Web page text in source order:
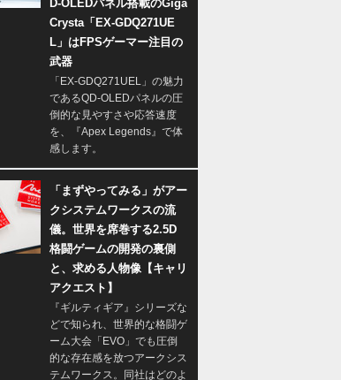
D-OLEDパネル搭載のGiga
Crysta「EX-GDQ271UE
L」はFPSゲーマー注目の
武器
「EX-GDQ271UEL」の魅力
であるQD-OLEDパネルの圧
倒的な見やすさや応答速度
を、『Apex Legends』で体
感します。
「まずやってみる」がアー
クシステムワークスの流
儀。世界を席巻する2.5D
格闘ゲームの開発の裏側
と、求める人物像【キャリ
アクエスト】
『ギルティギア』シリーズな
どで知られ、世界的な格闘ゲ
ーム大会「EVO」でも圧倒
的な存在感を放つアークシス
テムワークス。同社はどのよ